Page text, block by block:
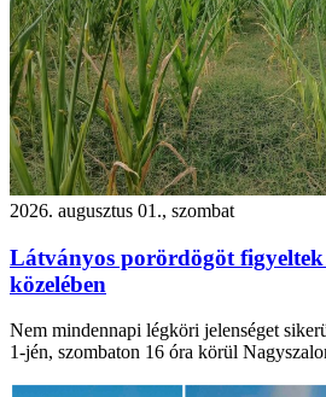
2026. augusztus 01., szombat
Látványos porördögöt figyeltek
közelében
Nem mindennapi légköri jelenséget
1-jén, szombaton 16 óra körül